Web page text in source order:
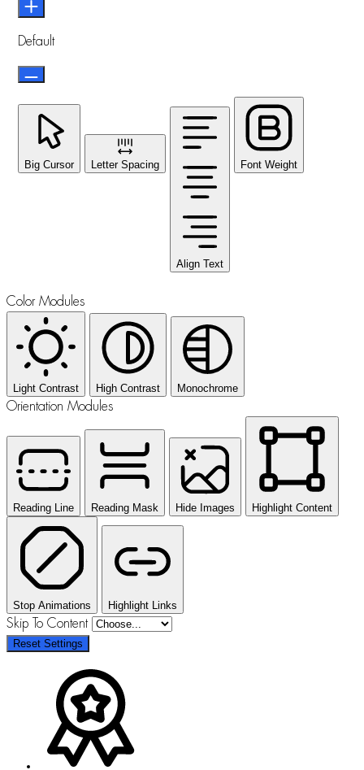
Default
Big Cursor Letter Spacing
Align Text
Font Weight
Color Modules
Light Contrast High Contrast Monochrome
Orientation Modules
Reading Line Reading Mask Hide Images Highlight Content
Stop Animations Highlight Links
Skip To Content
Reset Settings